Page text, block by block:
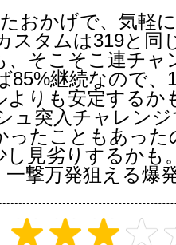
おかげで、気軽
スタムは319と同
、そこそこ連チャ
85%継続なので、
よりも安定するか
ュ突入チャレン
ったこともあった
し見劣りするかも
撃万発狙える爆